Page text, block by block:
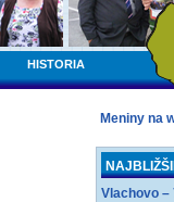
HISTORIA
Meniny na
Vlachovo –